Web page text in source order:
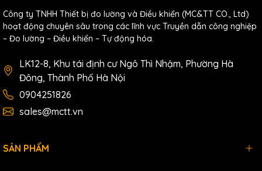
Công ty TNHH Thiết bị đo lường và Điều khiển (MC&TT CO., Ltd)
hoạt động chuyên sâu trong các lĩnh vực Truyền dẫn công nghiệp
– Đo lường – Điều khiển – Tự động hóa.
LK12-8, Khu tái định cư Ngô Thì Nhậm, Phường Hà
Đông, Thành Phố Hà Nội
0904251826
sales@mctt.vn
SẢN PHẨM